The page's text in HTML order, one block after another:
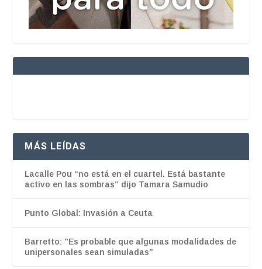
MÁS LEÍDAS
Lacalle Pou “no está en el cuartel. Está bastante
activo en las sombras” dijo Tamara Samudio
Punto Global: Invasión a Ceuta
Barretto: "Es probable que algunas modalidades de
unipersonales sean simuladas”